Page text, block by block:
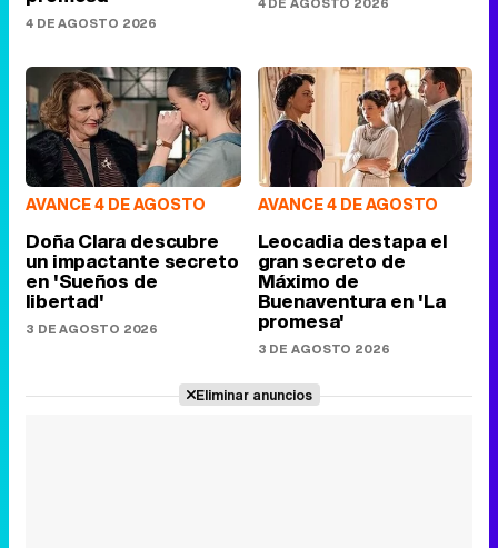
4 DE AGOSTO 2026
AVANCE 4 DE AGOSTO
Doña Clara descubre
un impactante secreto
en 'Sueños de
libertad'
3 DE AGOSTO 2026
AVANCE 4 DE AGOSTO
Leocadia destapa el
gran secreto de
Máximo de
Buenaventura en 'La
promesa'
3 DE AGOSTO 2026
Eliminar anuncios